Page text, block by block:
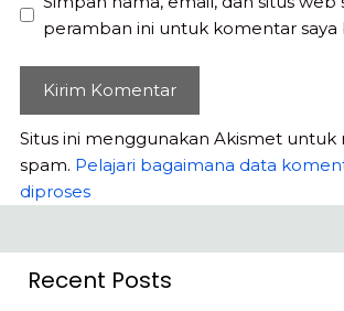
peramban ini untuk komentar saya
Situs ini menggunakan Akismet untuk
spam. Pelajari bagaimana data
diproses
Recent Posts